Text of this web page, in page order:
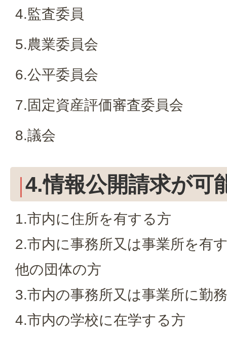
4.監査委員
5.農業委員会
6.公平委員会
7.固定資産評価審査委員会
8.議会
4.情報公開請求が可
1.市内に住所を有する方
2.市内に事務所又は事業所を有
他の団体の方
3.市内の事務所又は事業所に勤
4.市内の学校に在学する方